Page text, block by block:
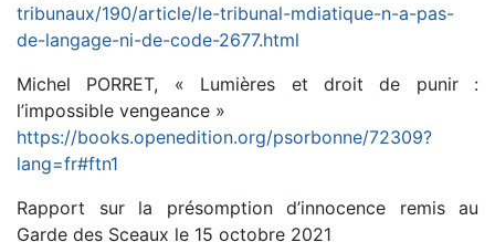
tribunaux/190/article/le-tribunal-mdiatique-n-a-pas-
de-langage-ni-de-code-2677.html
Michel PORRET, « Lumières et droit de punir :
l’impossible vengeance »
https://books.openedition.org/psorbonne/72309?
lang=fr#ftn1
Rapport sur la présomption d’innocence remis au
Garde des Sceaux le 15 octobre 2021